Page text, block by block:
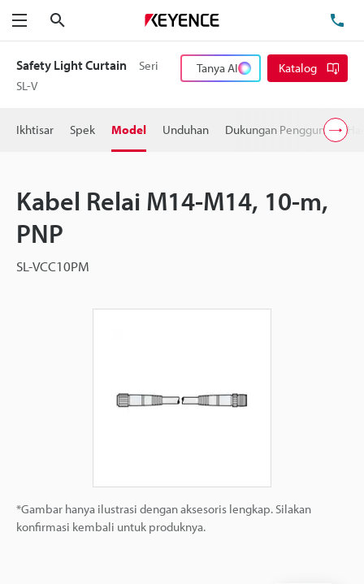
Menu
Safety Light Curtain
Seri
SL-V
Tanya AI Katalog
Ikhtisar Spek Model Unduhan Dukungan Pengguna
Kabel Relai M14-M14, 10-m,
PNP
SL-VCC10PM
*Gambar hanya ilustrasi dengan aksesoris lengkap. Silakan
konfirmasi kembali untuk produknya.